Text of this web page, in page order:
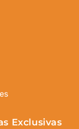
Exclusivas